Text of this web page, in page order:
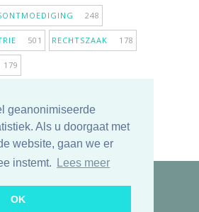
geanonimiseerde
Als u doorgaat met
website, gaan we er
instemt.
Lees meer
OK
248
501 RECHTSZAAK 178
179
306 ONDERZOEK
- Rookpreventie Jeugd